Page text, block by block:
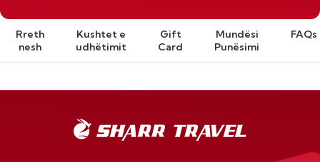
Rreth
nesh
Kushtet e
udhëtimit
Gift
Card
Mundësi
Punësimi
FAQs